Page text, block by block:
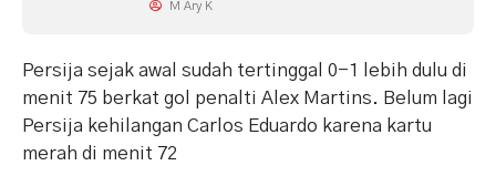
M Ary K
Persija sejak awal sudah tertinggal 0-1 lebih dulu di
menit 75 berkat gol penalti Alex Martins. Belum lagi
Persija kehilangan Carlos Eduardo karena kartu
merah di menit 72